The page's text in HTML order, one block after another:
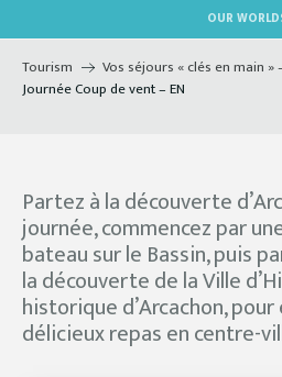
au
contenu
principal
OUR
Tourism
Vos séjours « clés en main »
Journée Coup de vent – EN
Partez à la découverte
journée, commencez par
bateau sur le Bassin, puis
la découverte de la Ville
historique d’Arcachon,
délicieux repas en centre-